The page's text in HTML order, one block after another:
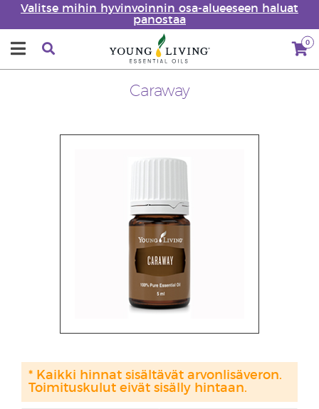
Valitse mihin hyvinvoinnin osa-alueeseen haluat
panostaa
0
Caraway
* Kaikki hinnat sisältävät arvonlisäveron.
Toimituskulut eivät sisälly hintaan.